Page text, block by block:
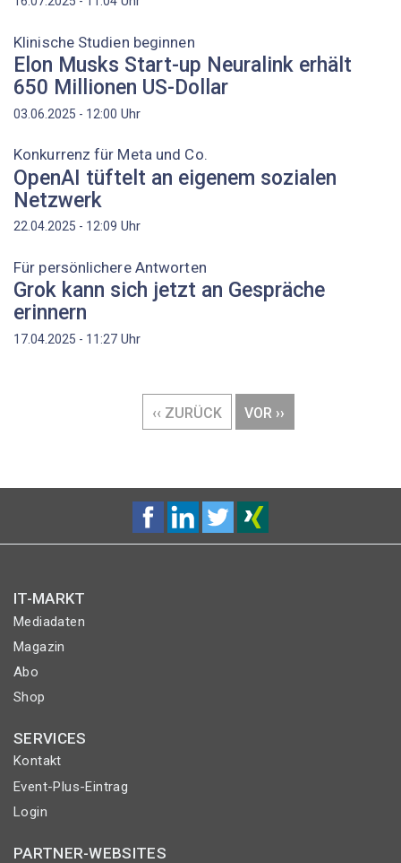
Klinische Studien beginnen
Elon Musks Start-up Neuralink erhält
650 Millionen US-Dollar
03.06.2025 - 12:00 Uhr
Konkurrenz für Meta und Co.
OpenAI tüftelt an eigenem sozialen
Netzwerk
22.04.2025 - 12:09 Uhr
Für persönlichere Antworten
Grok kann sich jetzt an Gespräche
erinnern
17.04.2025 - 11:27 Uhr
VORHERIGE
SEITE
‹‹ ZURÜCK
NÄCHSTE
SEITE
VOR ››
IT-MARKT
Mediadaten
Magazin
Abo
Shop
SERVICES
Kontakt
Event-Plus-Eintrag
Login
PARTNER-WEBSITES